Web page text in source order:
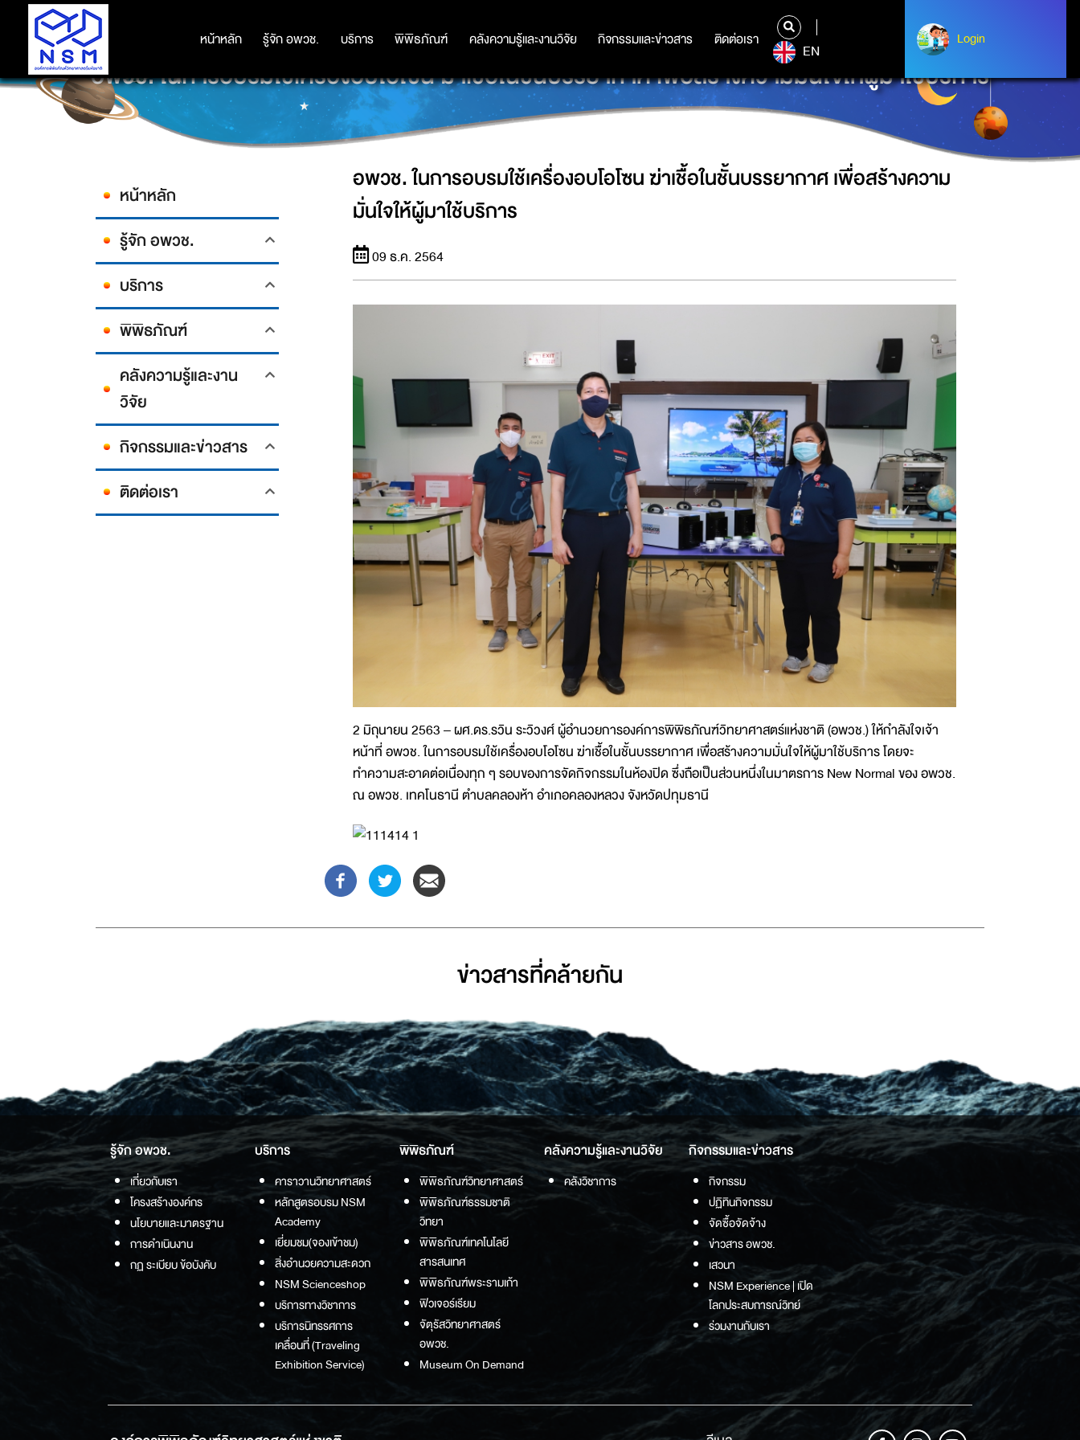
หน้าหลัก รู้จัก อพวช. บริการ พิพิธภัณฑ์ คลังความรู้และงานวิจัย กิจกรรมและข่าวสาร ติดต่อเรา
หน้าหลัก รู้จัก อพวช. บริการ พิพิธภัณฑ์ คลังความรู้และงานวิจัย กิจกรรมและข่าวสาร ติดต่อเรา
EN
Login
Login
อพวช. ในการอบรมใช้เครื่องอบโอโซน ฆ่าเชื้อในชั้นบรรยากาศ เพื่อสร้างความมั่นใจให้ผู้มาใช้บริการ
หน้าหลัก
รู้จัก อพวช.
บริการ
พิพิธภัณฑ์
คลังความรู้และงาน
วิจัย
กิจกรรมและข่าวสาร
ติดต่อเรา
อพวช. ในการอบรมใช้เครื่องอบโอโซน ฆ่าเชื้อในชั้นบรรยากาศ เพื่อสร้างความ
มั่นใจให้ผู้มาใช้บริการ
09 ธ.ค. 2564
2 มิถุนายน 2563 – ผศ.ดร.รวิน ระวิวงศ์ ผู้อำนวยการองค์การพิพิธภัณฑ์วิทยาศาสตร์แห่งชาติ (อพวช.) ให้กำลังใจเจ้า
หน้าที่ อพวช. ในการอบรมใช้เครื่องอบโอโซน ฆ่าเชื้อในชั้นบรรยากาศ เพื่อสร้างความมั่นใจให้ผู้มาใช้บริการ โดยจะ
ทำความสะอาดต่อเนื่องทุก ๆ รอบของการจัดกิจกรรมในห้องปิด ซึ่งถือเป็นส่วนหนึ่งในมาตรการ New Normal ของ อพวช.
ณ อพวช. เทคโนธานี ตำบลคลองห้า อำเภอคลองหลวง จังหวัดปทุมธานี
ข่าวสารที่่คล้ายกัน
รู้จัก อพวช.
เกี่ยวกับเรา
โครงสร้างองค์กร
นโยบายและมาตรฐาน
การดำเนินงาน
กฏ ระเบียบ ข้อบังคับ
บริการ
คาราวานวิทยาศาสตร์
หลักสูตรอบรม NSM
Academy
เยี่ยมชม(จองเข้าชม)
สิ่งอำนวยความสะดวก
NSM Scienceshop
บริการทางวิชาการ
บริการนิทรรศการ
เคลื่อนที่ (Traveling
Exhibition Service)
พิพิธภัณฑ์
พิพิธภัณฑ์วิทยาศาสตร์
พิพิธภัณฑ์ธรรมชาติ
วิทยา
พิพิธภัณฑ์เทคโนโลยี
สารสนเทศ
พิพิธภัณฑ์พระรามเก้า
ฟิวเจอร์เรียม
จัตุรัสวิทยาศาสตร์
อพวช.
Museum On Demand
คลังความรู้และงานวิจัย
คลังวิชาการ
กิจกรรมและข่าวสาร
กิจกรรม
ปฏิทินกิจกรรม
จัดซื้อจัดจ้าง
ข่าวสาร อพวช.
เสวนา
NSM Experience | เปิด
โลกประสบการณ์วิทย์
ร่วมงานกับเรา